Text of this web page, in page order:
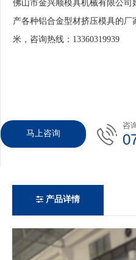
佛山市金兴顺模具机械有限公司
产各种铝合金型材挤压模具的厂
米，咨询热线：13360319939
马上咨询
咨
产品详情